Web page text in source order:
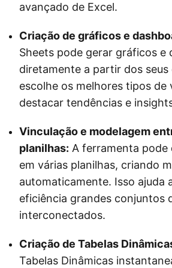
avançado de Excel.
Criação de gráficos e
Sheets pode gerar gráficos e
diretamente a partir dos seus
escolhe os melhores tipos de
destacar tendências e
Vinculação e modelagem
planilhas: A ferramenta
em várias planilhas, criando
automaticamente. Isso ajuda
eficiência grandes conjuntos
interconectados.
Criação de Tabelas
Tabelas Dinâmicas